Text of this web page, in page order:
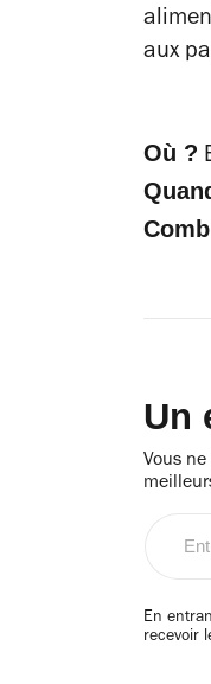
aux
Où ?
Un
Vous
email
En
recevoir